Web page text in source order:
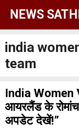
Skip
content
NEWS SATHI
india
team
India Women
आयरलैंड के
अपडेट देखें!”